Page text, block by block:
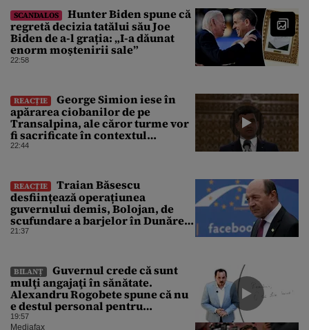
SCANDALOS
Hunter Biden spune că
regretă decizia tatălui său Joe
Biden de a-l grația: „I-a dăunat
enorm moștenirii sale”
22:58
REACȚIE
George Simion iese în
apărarea ciobanilor de pe
Transalpina, ale căror turme vor
fi sacrificate în contextul
focarului de variolă ovină
22:44
REACȚIE
Traian Băsescu
desființează operațiunea
guvernului demis, Bolojan, de
scufundare a barjelor în Dunăre:
„Este o improvizație”
21:37
BILANȚ
Guvernul crede că sunt
mulţi angajaţi în sănătate.
Alexandru Rogobete spune că nu
e destul personal pentru
combaterea infecţiilor
19:57
Mediafax